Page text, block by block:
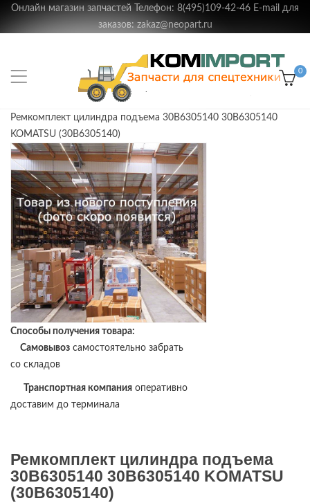
Онлайн магазин запчастей Телефон: 8(495)109-42-46 E-mail для
заказов: zakaz@neopart.ru
0
Ремкомплект цилиндра подъема 30B6305140 30B6305140
KOMATSU (30B6305140)
Способы получения товара:
Самовывоз самостоятельно забрать
со складов
Транспортная компания оперативно
доставим до терминала
Ремкомплект цилиндра подъема
30B6305140 30B6305140 KOMATSU
(30B6305140)